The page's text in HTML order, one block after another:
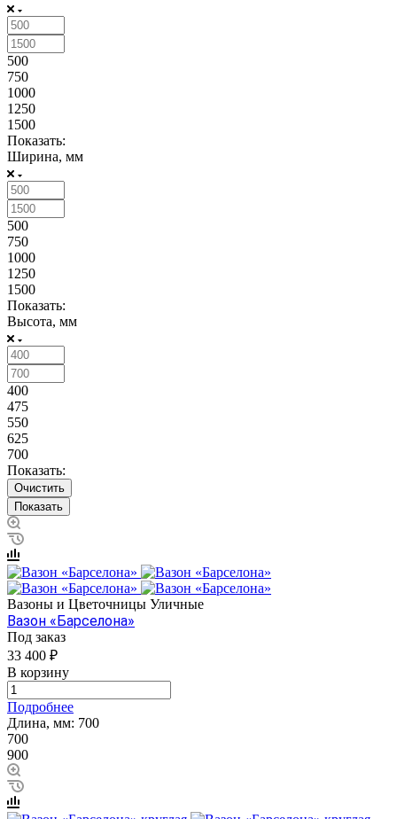
500
750
1000
1250
1500
Показать:
Ширина, мм
500
750
1000
1250
1500
Показать:
Высота, мм
400
475
550
625
700
Показать:
Очистить
Вазоны и Цветочницы Уличные
Вазон «Барселона»
Под заказ
33 400 ₽
В корзину
Подробнее
Длина, мм: 700
700
900